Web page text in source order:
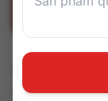
Ghế massage
sức khỏe được